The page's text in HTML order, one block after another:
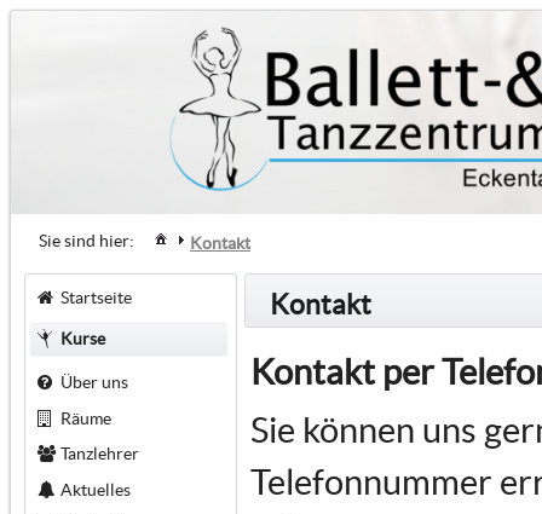
Sie sind hier: Kontakt
Startseite
Kurse
Über uns
Räume
Tanzlehrer
Aktuelles
Kontakt
Kontakt per
Sie können uns
Telefonnummer